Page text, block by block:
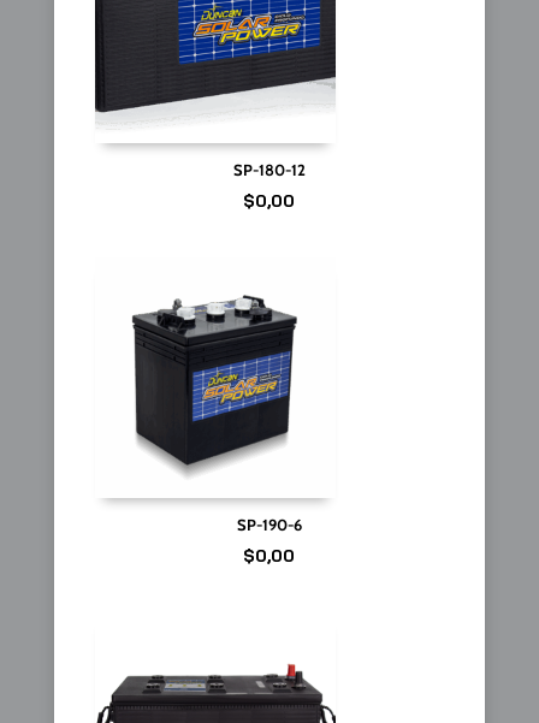
SP-180-12
$0,00
SP-190-6
$0,00